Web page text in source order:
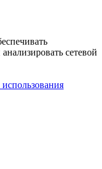
сетевой